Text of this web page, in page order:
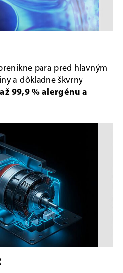
para pred hlavným
a dôkladne škvrny
99,9 % alergénu a